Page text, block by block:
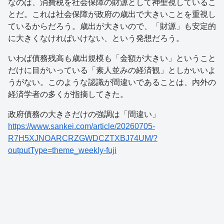
なのは、消費税を社会保障の財源として神聖視しているこ
とだ。これは社会保障が政府の歳出で大きいことを重視し
ているからだろう。歳出が大きいので、「財源」も安定的
に大きくなければいけない、という発想だろう。
いわば債務残高も歳出規模も「金額が大きい」ということ
だけに目がいっている「素人並みの経済観」としかいいよ
うがない。このような認識が間違いであることは、内外の
経済学者の多くが指摘してきた。
政府債務の大きさだけの強調は「間違い」
https://www.sankei.com/article/20260705-
R7H5XJNOARCRZGWDCZTXBJ74UM/?
outputType=theme_weekly-fuji